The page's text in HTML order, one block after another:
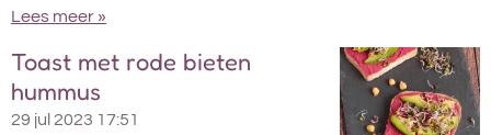
Lees meer »
Toast met rode bieten
hummus
29 jul 2023 17:51